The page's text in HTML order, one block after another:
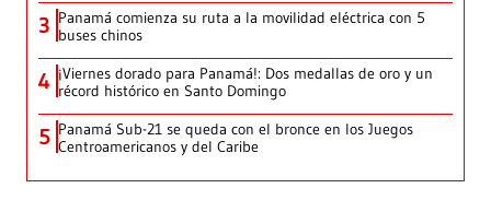
3 Panamá comienza su ruta a la movilidad eléctrica con 5
buses chinos
4 ¡Viernes dorado para Panamá!: Dos medallas de oro y un
récord histórico en Santo Domingo
5 Panamá Sub-21 se queda con el bronce en los Juegos
Centroamericanos y del Caribe